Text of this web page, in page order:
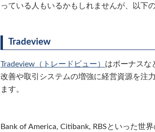
っている人もいるかもしれませんが、以下
Tradeview
Tradeview（トレードビュー） はボーナスな
改善や取引システムの増強に経営資源を注
ます。
Bank of America, Citibank, RBSといった世